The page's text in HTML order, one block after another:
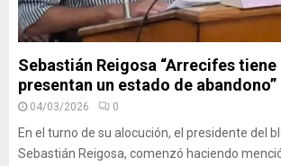
Sebastián Reigosa “Arrecifes tiene
presentan un estado de abandono”
04/03/2026 0
En el turno de su alocución, el presidente del
Sebastián Reigosa, comenzó haciendo